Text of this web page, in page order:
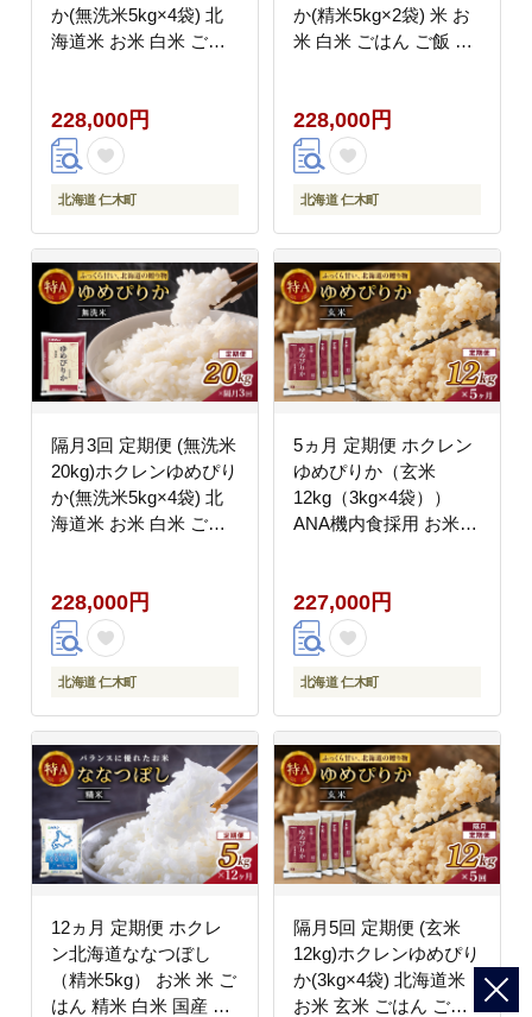
か(無洗米5kg×4袋) 北
海道米 お米 白米 ごは
お弁当 特A 高い品質基
準 認定マーク つややか
[JA新おたる]
228,000円
北海道 仁木町
か(精米5kg×2袋) 米 お
米 白米 ごはん ご飯 ラ
新おたる]
228,000円
北海道 仁木町
隔月3回 定期便 (無洗米
20kg)ホクレンゆめぴり
か(無洗米5kg×4袋) 北
海道米 お米 白米 ごは
お弁当 特A 高い品質基
準 認定マーク つややか
[JA新おたる]
228,000円
北海道 仁木町
5ヵ月 定期便 ホクレン
ゆめぴりか（玄米
12kg（3kg×4袋））
ANA機内食採用 お米
たる]
227,000円
北海道 仁木町
12ヵ月 定期便 ホクレ
ン北海道ななつぼし
（精米5kg） お米 米 ご
はん 精米 白米 国産 北
隔月5回 定期便 (玄米
12kg)ホクレンゆめぴり
か(3kg×4袋) 北海道米
お米 玄米 ごはん ご飯